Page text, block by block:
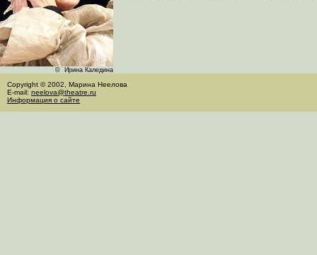
© Ирина Каледина
Copyright © 2002, Марина Неелова
E-mail: neelova@theatre.ru
Информация о сайте